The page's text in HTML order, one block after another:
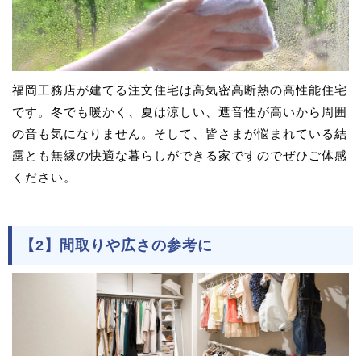
福岡工務店が建てる注文住宅は高気密高断熱の高性能住宅
です。冬でも暖かく、夏は涼しい、遮音性が高いから周囲
の音も気になりません。そして、皆さまが悩まれている結
露とも無縁の快適な暮らしができる家ですのでぜひご体感
ください。
【2】間取りや広さの参考に